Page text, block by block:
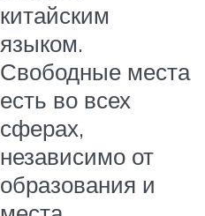
китайским
языком.
Свободные места
есть во всех
сферах,
независимо от
образования и